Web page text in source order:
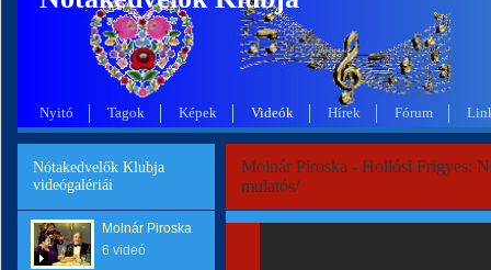
Nyitó Tagok Képek Videók Hírek Fórum
Nótakedvelők Klubja
videógalériái
Molnár Piroska
6 videó
Molnár Piroska - Hollósi Frigyes:
mulatós/